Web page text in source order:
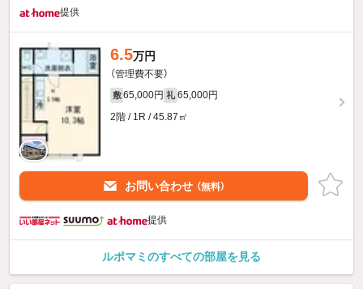
提供
6.5万円
（管理費不要）
敷 65,000円 礼 65,000円
2階 / 1R / 45.87㎡
お問い合わせ （無料）
提供
ルポマミのすべての部屋を見る